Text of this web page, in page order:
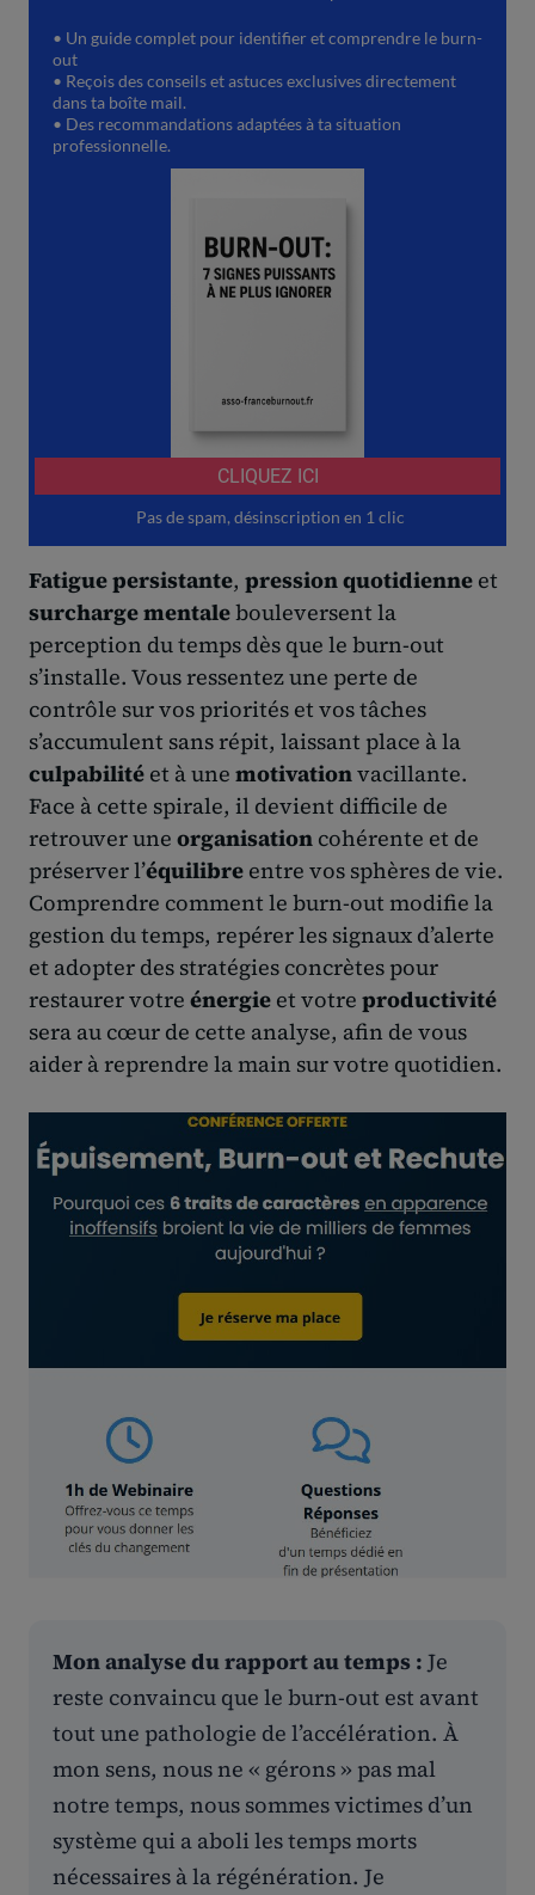
Fatigue persistante, pression quotidienne et
surcharge mentalebouleversent la
perception du temps dès que le burn-out
s’installe. Vous ressentez une perte de
contrôle sur vos priorités et vos tâches
s’accumulent sans répit, laissant place à la
culpabilité et à une motivationvacillante.
Face à cette spirale, il devient difficile de
retrouver une organisation cohérente et de
préserver l’équilibre entre vos sphères de vie.
Comprendre comment le burn-out modifie la
gestion du temps, repérer les signaux d’alerte
et adopter des stratégies concrètes pour
restaurer votre énergie et votre productivité
sera au cœur de cette analyse, afin de vous
aider à reprendre la main sur votre quotidien.
Mon analyse du rapport au temps : Je
reste convaincu que le burn-out est avant
tout une pathologie de l’accélération. À
mon sens, nous ne « gérons » pas mal
notre temps, nous sommes victimes d’un
système qui a aboli les temps morts
nécessaires à la régénération. Je